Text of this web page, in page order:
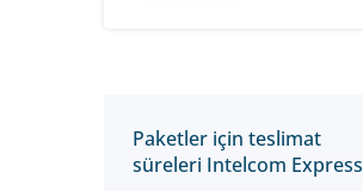
Paketler için teslimat
süreleri Intelcom Express